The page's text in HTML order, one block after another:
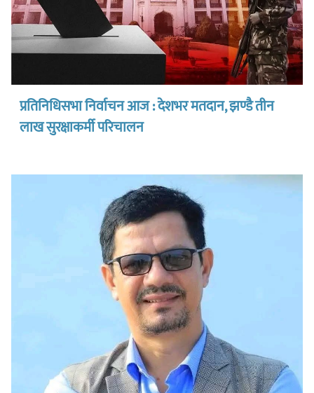
प्रतिनिधिसभा निर्वाचन आज : देशभर मतदान, झण्डै तीन
लाख सुरक्षाकर्मी परिचालन